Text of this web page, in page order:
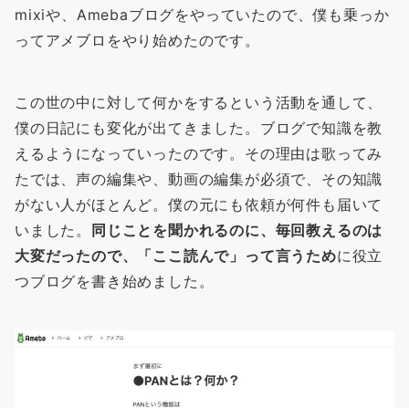
mixiや、Amebaブログをやっていたので、僕も乗っか
ってアメブロをやり始めたのです。
この世の中に対して何かをするという活動を通して、
僕の日記にも変化が出てきました。ブログで知識を教
えるようになっていったのです。その理由は歌ってみ
たでは、声の編集や、動画の編集が必須で、その知識
がない人がほとんど。僕の元にも依頼が何件も届いて
いました。
同じことを聞かれるのに、毎回教えるのは
大変だったので、「ここ読んで」って言うために役立
つブログを書き始めました。